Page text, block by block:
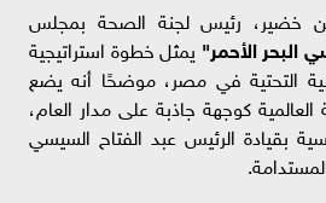
خضير، رئيس لجنة الصحة بمجلس
البحر الأحمر" يمثل خطوة استراتيجية
التحتية في مصر، موضحًا أنه يضع
كوجهة جاذبة على مدار العام،
بقيادة الرئيس عبد الفتاح السيسي